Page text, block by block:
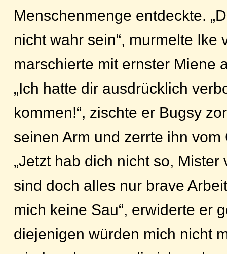
Menschenmenge entdeckte.
nicht wahr sein“, murmelte Ike
marschierte mit ernster Miene
„Ich hatte dir ausdrücklich
kommen!“, zischte er Bugsy
seinen Arm und zerrte ihn
„Jetzt hab dich nicht so, Mister
sind doch alles nur brave
mich keine Sau“, erwiderte er
diejenigen würden mich nicht